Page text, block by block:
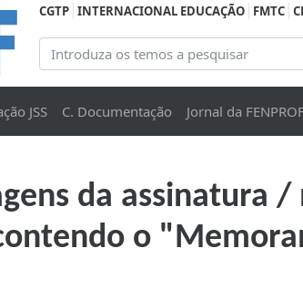
CGTP INTERNACIONAL EDUCAÇÃO FMTC
JSS C. Documentação Jornal da
da assinatura
o